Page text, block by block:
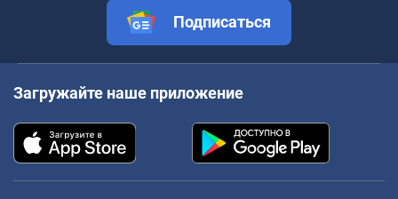
Подписаться
Загружайте наше приложение